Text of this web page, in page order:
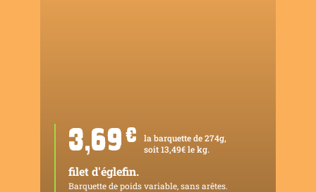
3,69 ¤
la barquette de 274g,
soit 13,49€ le kg.
filet d'églefin.
Barquette de poids variable, sans arêtes.